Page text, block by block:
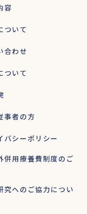
容
ついて
合わせ
ついて
事者の方
バシーポリシー
併用療養費制度のご
究へのご協力につい